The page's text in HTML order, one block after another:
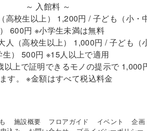
～ 入館料 ～
高校生以上） 1,200円 / 子ども（小・
600円 ※小学生未満は無料
人（高校生以上） 1,000円 / 子ども（
生） 500円 ※15人以上で適用
以上で証明できるモノの提示で 1,000
す。 ※金額はすべて税込料金
施設概要 フロアガイド イベント
企画